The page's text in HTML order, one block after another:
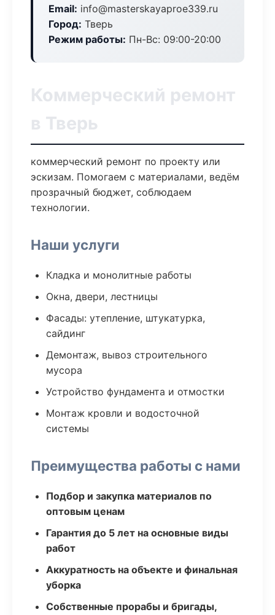
Email: info@masterskayaproe339.ru
Город: Тверь
Режим работы: Пн-Вс: 09:00-20:00
Коммерческий ремонт
в Тверь
коммерческий ремонт по проекту или
эскизам. Помогаем с материалами, ведём
прозрачный бюджет, соблюдаем
технологии.
Наши услуги
Кладка и монолитные работы
Окна, двери, лестницы
Фасады: утепление, штукатурка,
сайдинг
Демонтаж, вывоз строительного
мусора
Устройство фундамента и отмостки
Монтаж кровли и водосточной
системы
Преимущества работы с нами
Подбор и закупка материалов по
оптовым ценам
Гарантия до 5 лет на основные виды
работ
Аккуратность на объекте и финальная
уборка
Собственные прорабы и бригады,